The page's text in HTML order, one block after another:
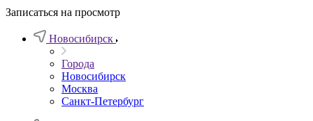
Записаться на просмотр
Новосибирск
Города
Новосибирск
Москва
Санкт-Петербург